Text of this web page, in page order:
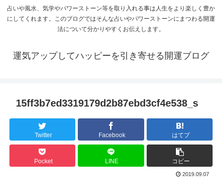
占いや風水、気学やパワーストーン等を取り入れる事は人生をより楽しく豊か
にしてくれます。このブログではそんな占いやパワーストーンにまつわる開運
法について分かりやすくお伝えします。
運気アップしてハッピーを引き寄せる開運ブログ
15ff3b7ed3319179d2b87ebd3cf4e538_s
Twitter Facebook はてブ
Pocket LINE コピー
2019.09.07